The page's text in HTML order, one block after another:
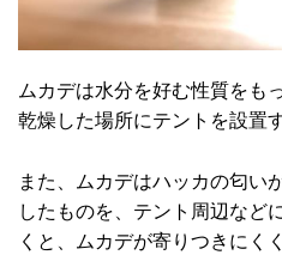
ムカデは水分を好む性質をも
乾燥した場所にテントを設置
また、ムカデはハッカの匂い
したものを、テント周辺など
くと、ムカデが寄りつきにく